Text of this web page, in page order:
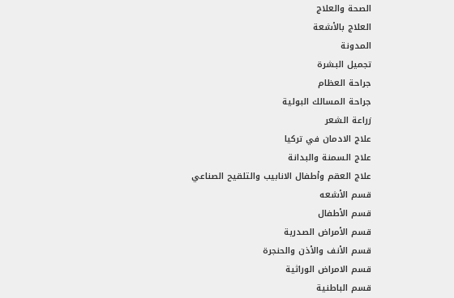
الصحة والعلاج
العلاج بالأشعة
المدونة
تجميل البشرة
جراحة العظام
جراحة المسالك البولية
زراعة الشعر
علاج الادمان في تركيا
علاج السمنة والبدانة
علاج العقم وأطفال الانابيب والتلقيح الصناعي
قسم الأشعه
قسم الأطفال
قسم الأمراض الصدرية
قسم الأنف والأذن والحنجرة
قسم الامراض الوراثية
قسم الباطنية